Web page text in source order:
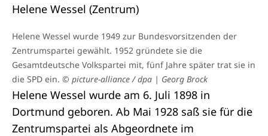
Helene Wessel (Zentrum)
Helene Wessel wurde 1949 zur Bundesvorsitzenden der
Zentrumspartei gewählt. 1952 gründete sie die
Gesamtdeutsche Volkspartei mit, fünf Jahre später trat sie in
die SPD ein. © picture-alliance / dpa | Georg Brock
Helene Wessel wurde am 6. Juli 1898 in
Dortmund geboren. Ab Mai 1928 saß sie für die
Zentrumspartei als Abgeordnete im